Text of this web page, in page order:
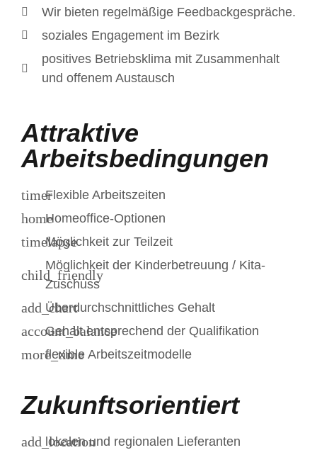
Wir bieten regelmäßige Feedbackgespräche.
soziales Engagement im Bezirk
positives Betriebsklima mit Zusammenhalt
und offenem Austausch
Attraktive
Arbeitsbedingungen
Flexible Arbeitszeiten
Homeoffice-Optionen
Möglichkeit zur Teilzeit
Möglichkeit der Kinderbetreuung / Kita-
Zuschuss
Überdurchschnittliches Gehalt
Gehalt entsprechend der Qualifikation
flexible Arbeitszeitmodelle
Zukunftsorientiert
lokalen und regionalen Lieferanten